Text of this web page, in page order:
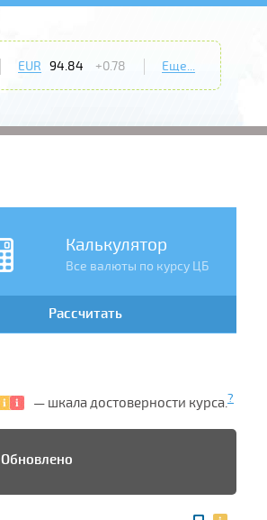
EUR 94.84 +0.78 Еще...
Калькулятор
Все валюты по курсу ЦБ
Рассчитать
— шкала достоверности курса.?
Обновлено